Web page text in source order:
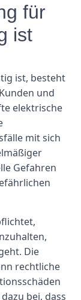
für
ist
ist, besteht
und
elektrische
mit sich
Gefahren
Die
rechtliche
bei, dass